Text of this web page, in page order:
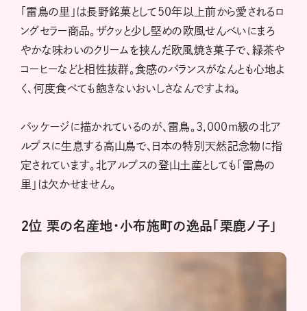
「雷鳥の里」は長野銘菓として50年以上前から愛されるロ
ングセラー商品。ザクッと少し堅めの欧風せんべいにまろ
やかな味わいのクリームを挟んだ欧風焼き菓子で、緑茶や
コーヒーなどと相性抜群。食感のバランスがなんとも心地よ
く、何度食べても飽きないおいしさなんですよね。
パッケージに描かれているのが、雷鳥。3,000m級の北ア
ルプスに生息する高山鳥で、日本の特別天然記念物に指
定されています。北アルプスの登山土産としても「雷鳥の
里」は欠かせません。
２位 栗の名産地・小布施町の逸品「栗鹿ノ子」